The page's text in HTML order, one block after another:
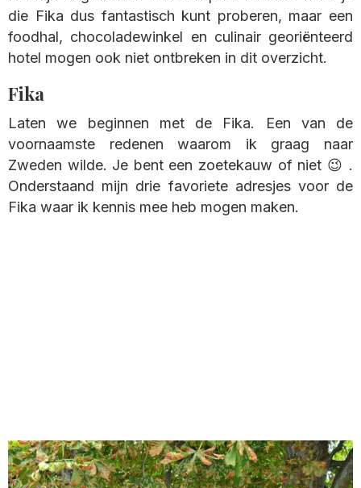
die Fika dus fantastisch kunt proberen, maar een
foodhal, chocoladewinkel en culinair georiënteerd
hotel mogen ook niet ontbreken in dit overzicht.
Fika
Laten we beginnen met de Fika. Een van de
voornaamste redenen waarom ik graag naar
Zweden wilde. Je bent een zoetekauw of niet 😉 .
Onderstaand mijn drie favoriete adresjes voor de
Fika waar ik kennis mee heb mogen maken.